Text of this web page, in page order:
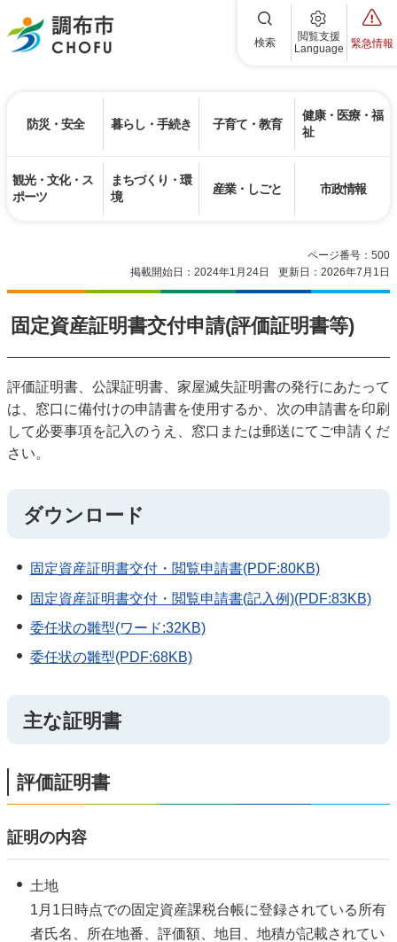
調布市 検索
閲覧支援
Language
緊急情報
防災・安全 暮らし・手続き 子育て・教育
健康・医療・福
祉
観光・文化・ス
ポーツ
まちづくり・環
境
産業・しごと 市政情報
ページ番号：500
掲載開始日：2024年1月24日
更新日：2026年7月1日
固定資産証明書交付申請(評価証明書等)
評価証明書、公課証明書、家屋滅失証明書の発行にあたって
は、窓口に備付けの申請書を使用するか、次の申請書を印刷
して必要事項を記入のうえ、窓口または郵送にてご申請くだ
さい。
ダウンロード
固定資産証明書交付・閲覧申請書(PDF:80KB)
固定資産証明書交付・閲覧申請書(記入例)(PDF:83KB)
委任状の雛型(ワード:32KB)
委任状の雛型(PDF:68KB)
主な証明書
評価証明書
証明の内容
土地
1月1日時点での固定資産課税台帳に登録されている所有
者氏名、所在地番、評価額、地目、地積が記載されてい